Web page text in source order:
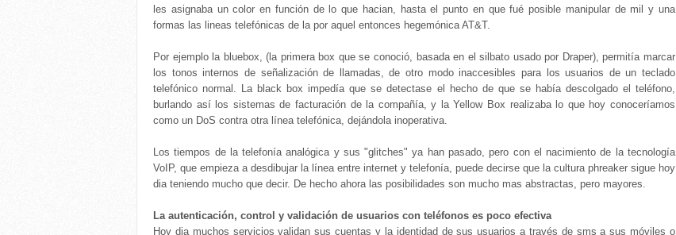
les asignaba un color en función de lo que hacian, hasta el punto en que fué posible manipular de mil y una
formas las lineas telefónicas de la por aquel entonces hegemónica AT&T.
Por ejemplo la bluebox, (la primera box que se conoció, basada en el silbato usado por Draper), permitía marcar
los tonos internos de señalización de llamadas, de otro modo inaccesibles para los usuarios de un teclado
telefónico normal. La black box impedía que se detectase el hecho de que se había descolgado el teléfono,
burlando así los sistemas de facturación de la compañía, y la Yellow Box realizaba lo que hoy conoceríamos
como un DoS contra otra línea telefónica, dejándola inoperativa.
Los tiempos de la telefonía analógica y sus "glitches" ya han pasado, pero con el nacimiento de la tecnología
VoIP, que empieza a desdibujar la línea entre internet y telefonía, puede decirse que la cultura phreaker sigue hoy
dia teniendo mucho que decir. De hecho ahora las posibilidades son mucho mas abstractas, pero mayores.
La autenticación, control y validación de usuarios con teléfonos es poco efectiva
Hoy dia muchos servicios validan sus cuentas y la identidad de sus usuarios a través de sms a sus móviles o